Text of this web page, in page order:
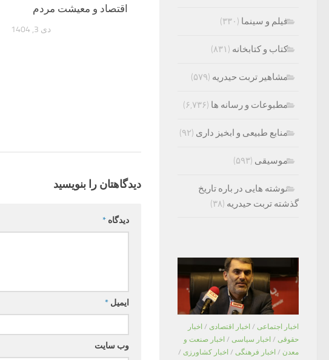
اقتصاد و معیشت مردم
دی 3, 1404
دیدگاهتان را بنویسید
دیدگاه *
ایمیل *
وب‌ سایت
فیلم و سینما (۳۳۰)
کتاب و کتابخانه (۸۳۱)
مشاهیر تربت حیدریه (۵۷۹)
مطبوعات و رسانه ها (۶,۷۳۶)
منابع طبیعی و ابخیز داری (۹۲)
موسیقی (۵۹۳)
نوشته هایی در باره تاریخ
گذشته تربت حیدریه (۳۸)
اخبار اجتماعی / اخبار اقتصادی / اخبار
حقوقی / اخبار سیاسی / اخبار صنعت و
معدن / اخبار فرهنگی / اخبار کشاورزی /